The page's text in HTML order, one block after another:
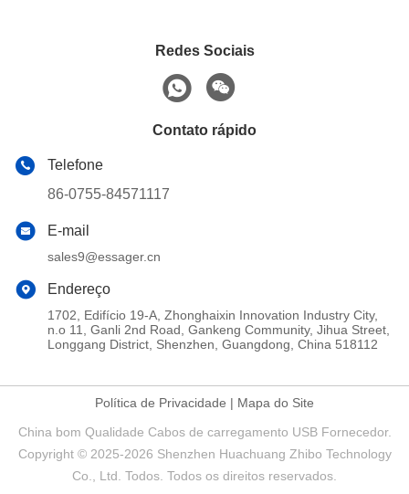
Redes Sociais
Contato rápido
Telefone
86-0755-84571117
E-mail
sales9@essager.cn
Endereço
1702, Edifício 19-A, Zhonghaixin Innovation Industry City,
n.o 11, Ganli 2nd Road, Gankeng Community, Jihua Street,
Longgang District, Shenzhen, Guangdong, China 518112
Política de Privacidade | Mapa do Site
China bom Qualidade Cabos de carregamento USB Fornecedor.
Copyright © 2025-2026 Shenzhen Huachuang Zhibo Technology
Co., Ltd. Todos. Todos os direitos reservados.